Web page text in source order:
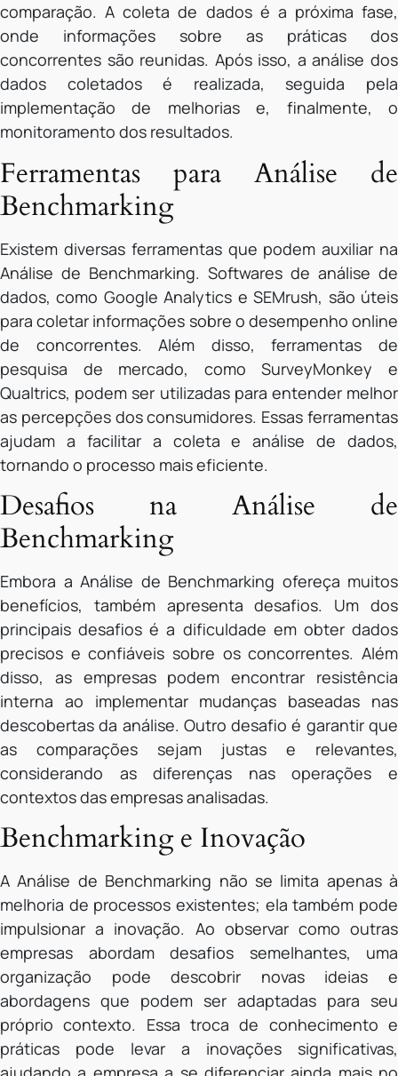
comparação. A coleta de dados é a próxima fase,
onde informações sobre as práticas dos
concorrentes são reunidas. Após isso, a análise dos
dados coletados é realizada, seguida pela
implementação de melhorias e, finalmente, o
monitoramento dos resultados.
Ferramentas para Análise de
Benchmarking
Existem diversas ferramentas que podem auxiliar na
Análise de Benchmarking. Softwares de análise de
dados, como Google Analytics e SEMrush, são úteis
para coletar informações sobre o desempenho online
de concorrentes. Além disso, ferramentas de
pesquisa de mercado, como SurveyMonkey e
Qualtrics, podem ser utilizadas para entender melhor
as percepções dos consumidores. Essas ferramentas
ajudam a facilitar a coleta e análise de dados,
tornando o processo mais eficiente.
Desafios na Análise de
Benchmarking
Embora a Análise de Benchmarking ofereça muitos
benefícios, também apresenta desafios. Um dos
principais desafios é a dificuldade em obter dados
precisos e confiáveis sobre os concorrentes. Além
disso, as empresas podem encontrar resistência
interna ao implementar mudanças baseadas nas
descobertas da análise. Outro desafio é garantir que
as comparações sejam justas e relevantes,
considerando as diferenças nas operações e
contextos das empresas analisadas.
Benchmarking e Inovação
A Análise de Benchmarking não se limita apenas à
melhoria de processos existentes; ela também pode
impulsionar a inovação. Ao observar como outras
empresas abordam desafios semelhantes, uma
organização pode descobrir novas ideias e
abordagens que podem ser adaptadas para seu
próprio contexto. Essa troca de conhecimento e
práticas pode levar a inovações significativas,